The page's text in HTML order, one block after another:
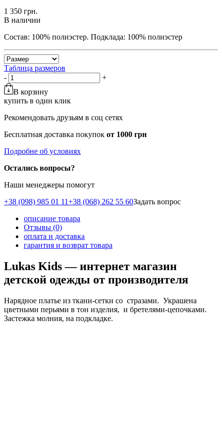
1 350 грн.
В наличии
Состав: 100% полиэстер. Подклада: 100% полиэстер
Таблица размеров
-
+
В корзину
купить в один клик
Рекомендовать друзьям в соц сетях
Бесплатная доставка покупок от 1000 грн
Подробне об условиях
Остались вопросы?
Наши менеджеры помогут
+38 (098) 985 01 11+38 (068) 262 55 60Задать вопрос
описание товара
Отзывы (0)
оплата и доставка
гарантия и возврат товара
Lukas Kids — интернет магазин
детской одежды от производителя
Нарядное платье из ткани-сетки со стразами. Украшена
цветными перьями в тон изделия, и бретелями-цепочками.
Застежка молния, на подкладке.